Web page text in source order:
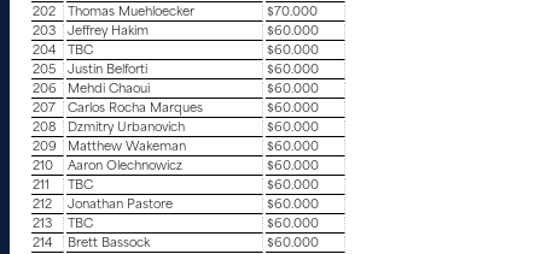
202
Thomas Muehloecker
$70.000
203
Jeffrey Hakim
$60.000
204
TBC
$60.000
205
Justin Belforti
$60.000
206
Mehdi Chaoui
$60.000
207
Carlos Rocha Marques
$60.000
208
Dzmitry Urbanovich
$60.000
209
Matthew Wakeman
$60.000
210
Aaron Olechnowicz
$60.000
211
TBC
$60.000
212
Jonathan Pastore
$60.000
213
TBC
$60.000
214
Brett Bassock
$60.000